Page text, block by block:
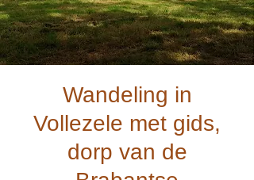
Wandeling in
Vollezele met gids,
dorp van de